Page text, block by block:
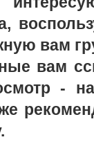
вам
вам
-